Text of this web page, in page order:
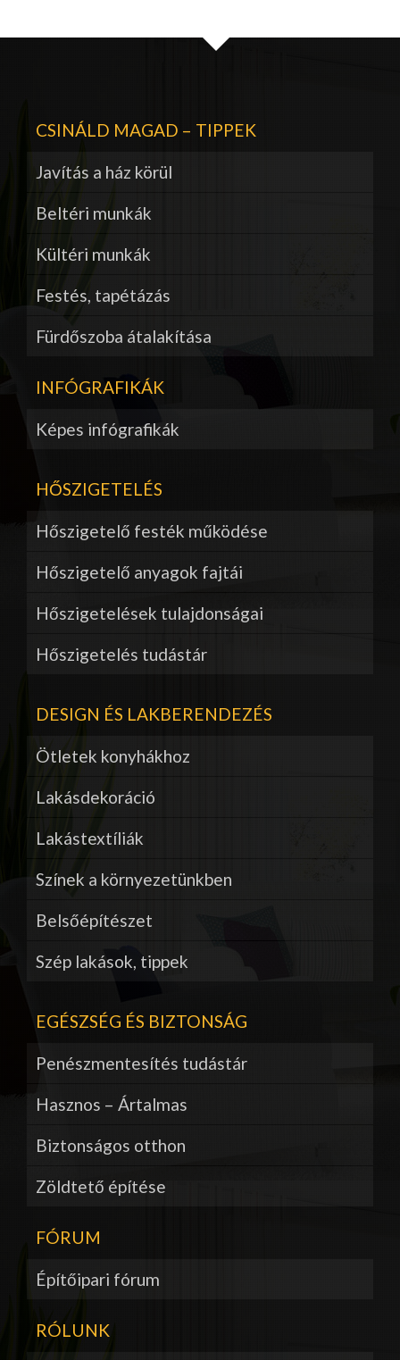
CSINÁLD MAGAD – TIPPEK
Javítás a ház körül
Beltéri munkák
Kültéri munkák
Festés, tapétázás
Fürdőszoba átalakítása
INFÓGRAFIKÁK
Képes infógrafikák
HŐSZIGETELÉS
Hőszigetelő festék működése
Hőszigetelő anyagok fajtái
Hőszigetelések tulajdonságai
Hőszigetelés tudástár
DESIGN ÉS LAKBERENDEZÉS
Ötletek konyhákhoz
Lakásdekoráció
Lakástextíliák
Színek a környezetünkben
Belsőépítészet
Szép lakások, tippek
EGÉSZSÉG ÉS BIZTONSÁG
Penészmentesítés tudástár
Hasznos – Ártalmas
Biztonságos otthon
Zöldtető építése
FÓRUM
Építőipari fórum
RÓLUNK